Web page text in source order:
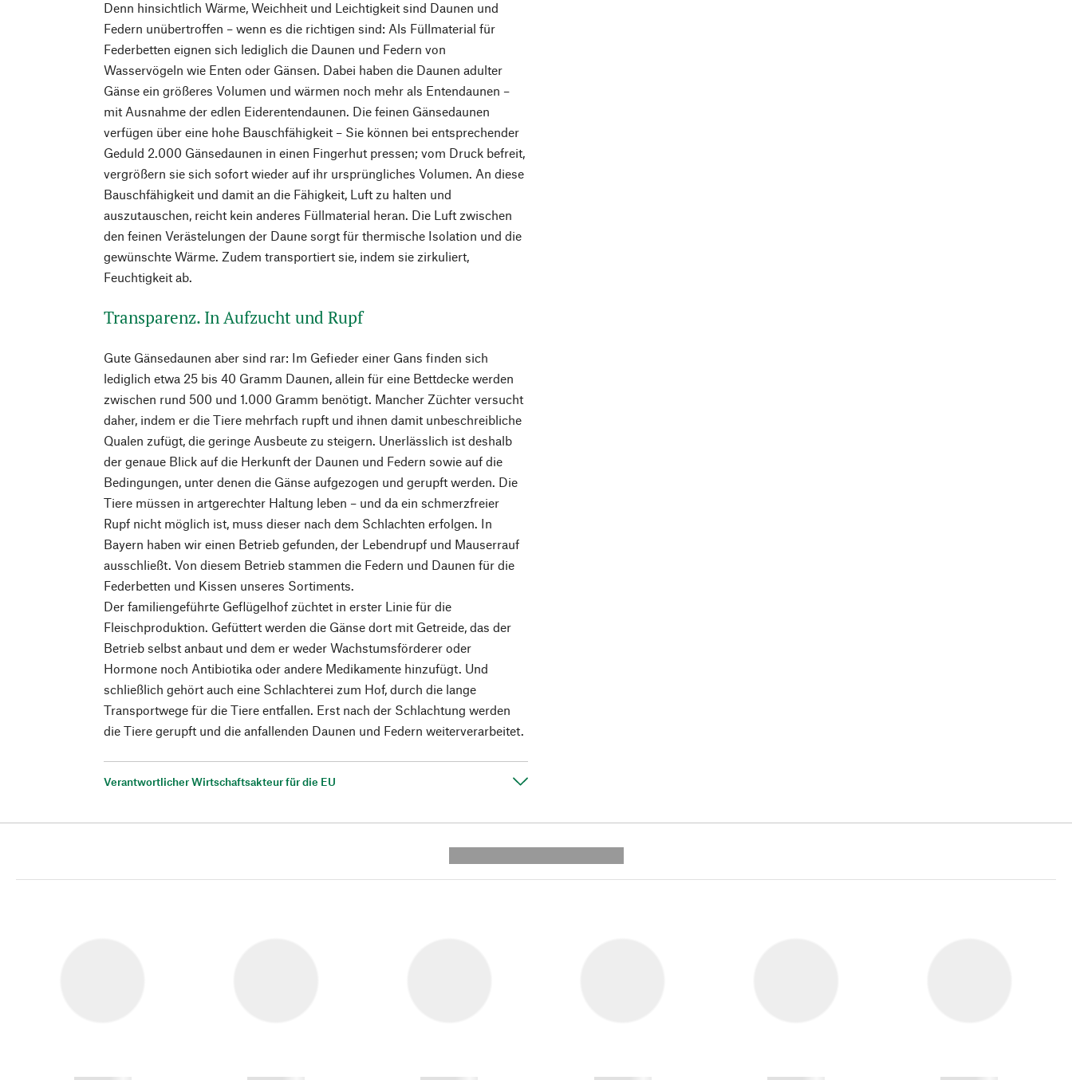
Denn hinsichtlich Wärme, Weichheit und Leichtigkeit sind Daunen und
Federn unübertroffen – wenn es die richtigen sind: Als Füllmaterial für
Federbetten eignen sich lediglich die Daunen und Federn von
Wasservögeln wie Enten oder Gänsen. Dabei haben die Daunen adulter
Gänse ein größeres Volumen und wärmen noch mehr als Entendaunen –
mit Ausnahme der edlen Eiderentendaunen. Die feinen Gänsedaunen
verfügen über eine hohe Bauschfähigkeit – Sie können bei entsprechender
Geduld 2.000 Gänsedaunen in einen Fingerhut pressen; vom Druck befreit,
vergrößern sie sich sofort ­wieder auf ihr ursprüngliches Volumen. An diese
Bauschfähigkeit und damit an die Fähigkeit, Luft zu halten und
auszutauschen, reicht kein anderes Füllmaterial heran. Die Luft zwischen
den feinen Verästelungen der Daune sorgt für thermische Isolation und die
gewünschte Wärme. Zudem transportiert sie, indem sie zirkuliert,
Feuchtigkeit ab.
Transparenz. In Aufzucht und Rupf
Gute Gänsedaunen aber sind rar: Im Gefieder einer Gans finden sich
lediglich etwa 25 bis 40 Gramm Daunen, allein für eine Bettdecke werden
zwischen rund 500 und 1.000 Gramm benötigt. Mancher Züchter versucht
daher, indem er die Tiere mehrfach rupft und ihnen damit unbeschreibliche
Qualen zufügt, die geringe Ausbeute zu steigern. Unerlässlich ist deshalb
der genaue Blick auf die Herkunft der Daunen und Federn sowie auf die
Bedingungen, unter denen die Gänse aufgezogen und gerupft werden. Die
Tiere müssen in artgerechter Haltung leben – und da ein schmerzfreier
Rupf nicht möglich ist, muss dieser nach dem Schlachten erfolgen. In
Bayern haben wir einen Betrieb gefunden, der Lebendrupf und Mauserrauf
ausschließt. Von diesem Betrieb stammen die Federn und Daunen für die
Federbetten und Kissen unseres Sortiments.
Der familiengeführte Geflügelhof züchtet in erster Linie für die
Fleischproduktion. Gefüttert werden die Gänse dort mit Getreide, das der
Betrieb selbst anbaut und dem er weder Wachstumsförderer oder
Hormone noch Antibiotika oder andere Medikamente hinzufügt. Und
schließlich gehört auch eine Schlachterei zum Hof, durch die lange
Transportwege für die Tiere entfallen. Erst nach der Schlachtung werden
die Tiere gerupft und die anfallenden Daunen und Federn weiterverarbeitet.
Verantwortlicher Wirtschaftsakteur für die EU